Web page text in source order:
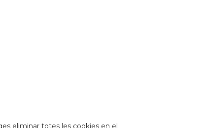
eliminar totes les cookies en el